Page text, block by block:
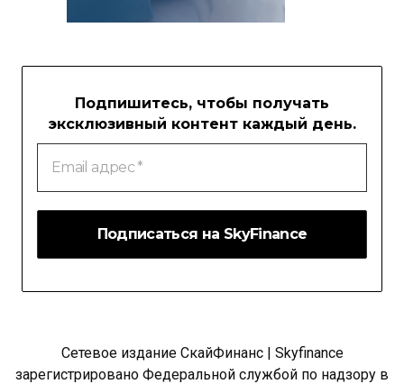
Подпишитесь, чтобы получать
эксклюзивный контент каждый день.
Email
адрес
Сетевое издание СкайФинанс | Skyfinance
зарегистрировано Федеральной службой по надзору в